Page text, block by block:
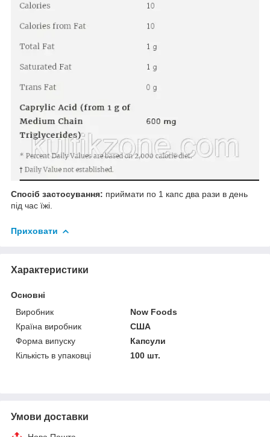
Спосіб застосування: приймати по 1 капс два рази в день
під час їжі.
Приховати
Характеристики
Основні
Виробник
Now Foods
Країна виробник
США
Форма випуску
Капсули
Кількість в упаковці
100 шт.
Умови доставки